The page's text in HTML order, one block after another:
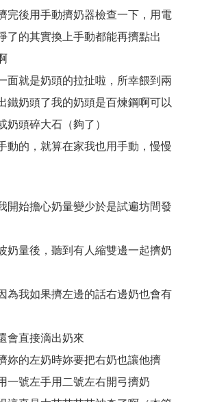
完後用手動擠奶器檢查一下，用電
了的其實換上手動都能再擠點出
面就是奶頭的拉扯啦，所幸餵到兩
鐵奶頭了我的奶頭是百煉鋼啊可以
奶頭碎大石（夠了）
動的，就算在家我也用手動，慢慢
開始擔心奶量變少於是試遍坊間發
奶量後，聽到有人縮雙邊一起擠奶
為我如果擠左邊的話右邊奶也會有
會直接滴出奶來
妳的左奶時妳要把右奶也讓他擠
一號左手用二號左右開弓擠奶